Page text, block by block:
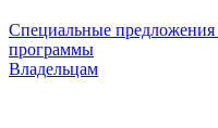
Специальные предложения
программы
Владельцам